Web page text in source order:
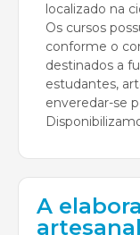
localizado na
Os cursos
conforme o
destinados a
estudantes,
enveredar-se
A